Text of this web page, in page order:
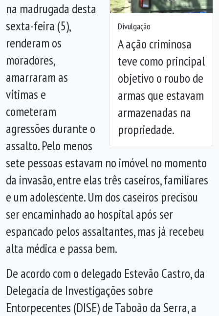
Divulgação
A ação criminosa
teve como principal
objetivo o roubo de
armas que estavam
armazenadas na
propriedade.
Anterior
na madrugada desta
sexta-feira (5),
renderam os
moradores,
amarraram as
vítimas e
cometeram
agressões durante o
assalto. Pelo menos
sete pessoas estavam no imóvel no momento
da invasão, entre elas três caseiros, familiares
e um adolescente. Um dos caseiros precisou
ser encaminhado ao hospital após ser
espancado pelos assaltantes, mas já recebeu
alta médica e passa bem.
De acordo com o delegado Estevão Castro, da
Delegacia de Investigações sobre
Entorpecentes (DISE) de Taboão da Serra, a